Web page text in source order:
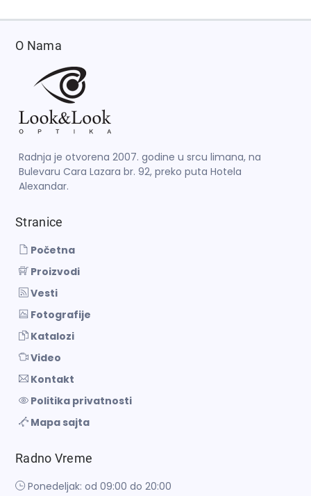
O Nama
Radnja je otvorena 2007. godine u srcu limana, na
Bulevaru Cara Lazara br. 92, preko puta Hotela
Alexandar.
Stranice
Početna
Proizvodi
Vesti
Fotografije
Katalozi
Video
Kontakt
Politika privatnosti
Mapa sajta
Radno Vreme
Ponedeljak: od 09:00 do 20:00